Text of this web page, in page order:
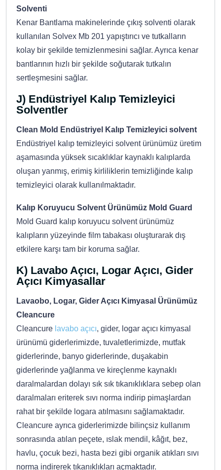
Solventi
Kenar Bantlama makinelerinde çıkış solventi olarak
kullanılan Solvex Mb 201 yapıştırıcı ve tutkalların
kolay bir şekilde temizlenmesini sağlar. Ayrıca kenar
bantlarının hızlı bir şekilde soğutarak tutkalın
sertleşmesini sağlar.
J) Endüstriyel Kalıp Temizleyici
Solventler
Clean Mold Endüstriyel Kalıp Temizleyici solvent
Endüstriyel kalıp temizleyici solvent ürünümüz üretim
aşamasında yüksek sıcaklıklar kaynaklı kalıplarda
oluşan yanmış, erimiş kirliliklerin temizliğinde kalıp
temizleyici olarak kullanılmaktadır.
Kalıp Koruyucu Solvent Ürünümüz Mold Guard
Mold Guard kalıp koruyucu solvent ürünümüz
kalıpların yüzeyinde film tabakası oluşturarak dış
etkilere karşı tam bir koruma sağlar.
K) Lavabo Açıcı, Logar Açıcı, Gider
Açıcı Kimyasallar
Lavaobo, Logar, Gider Açıcı Kimyasal Ürünümüz
Cleancure
Cleancure lavabo açıcı, gider, logar açıcı kimyasal
ürünümü giderlerimizde, tuvaletlerimizde, mutfak
giderlerinde, banyo giderlerinde, duşakabin
giderlerinde yağlanma ve kireçlenme kaynaklı
daralmalardan dolayı sık sık tıkanıklıklara sebep olan
daralmaları eriterek sıvı norma indirip pimaşlardan
rahat bir şekilde logara atılmasını sağlamaktadır.
Cleancure ayrıca giderlerimizde bilinçsiz kullanım
sonrasında atılan peçete, ıslak mendil, kâğıt, bez,
havlu, çocuk bezi, hasta bezi gibi organik atıkları sıvı
norma indirerek tıkanıklıkları açmaktadır.